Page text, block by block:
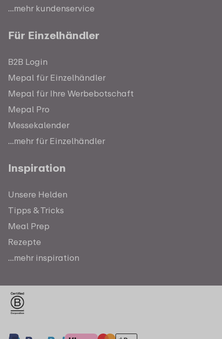
...mehr kundenservice
Für Einzelhändler
B2B Login
Mepal für Einzelhändler
Mepal für Ihre Werbebotschaft
Mepal Pro
Messekalender
...mehr für Einzelhändler
Inspiration
Unsere Helden
Tipps & Tricks
Meal Prep
Rezepte
...mehr inspiration